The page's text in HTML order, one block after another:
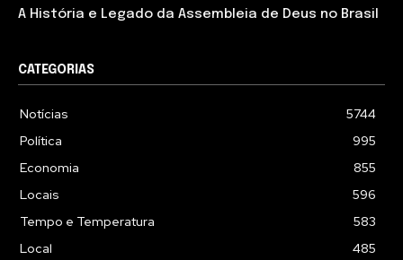
A História e Legado da Assembleia de Deus no Brasil
CATEGORIAS
Notícias
5744
Política
995
Economia
855
Locais
596
Tempo e Temperatura
583
Local
485